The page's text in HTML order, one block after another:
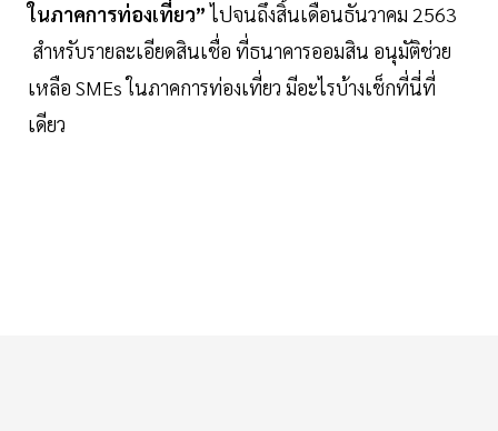
ในภาคการท่องเที่ยว”ไปจนถึงสิ้นเดือนธันวาคม 2563
สำหรับรายละเอียดสินเชื่อ ที่ธนาคารออมสิน อนุมัติช่วย
เหลือ SMEs ในภาคการท่องเที่ยว มีอะไรบ้างเช็กที่นี่ที่
เดียว